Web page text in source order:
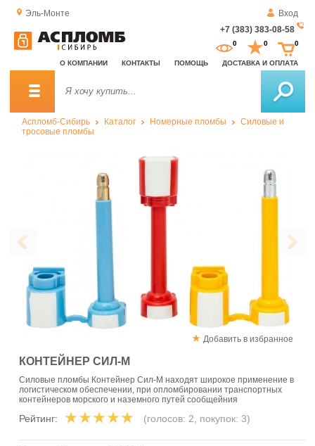
Эль-Монте
Вход
+7 (383) 383-08-58
О КОМПАНИИ КОНТАКТЫ ПОМОЩЬ ДОСТАВКА И ОПЛАТА
0 0 0
Аспломб-Сибирь Каталог Номерные пломбы
Силовые и
тросовые пломбы
Добавить в избранное
КОНТЕЙНЕР СИЛ-М
Силовые пломбы Контейнер Сил-М находят широкое применение в
логистическом обеспечении, при опломбировании транспортных
контейнеров морского и наземного путей сообщейния
Рейтинг: (голосов: 2, покупок: 3)